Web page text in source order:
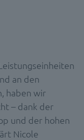
an den
haben wir
– dank der
und der hohen
Nicole